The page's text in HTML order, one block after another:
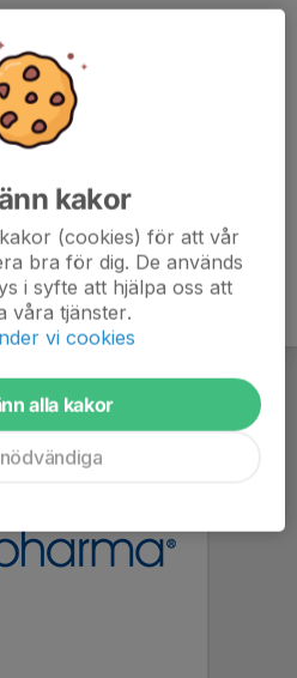
kakor
(cookies) för att vår
bra för dig. De används
i syfte att hjälpa oss att
våra tjänster.
vi cookies
alla kakor